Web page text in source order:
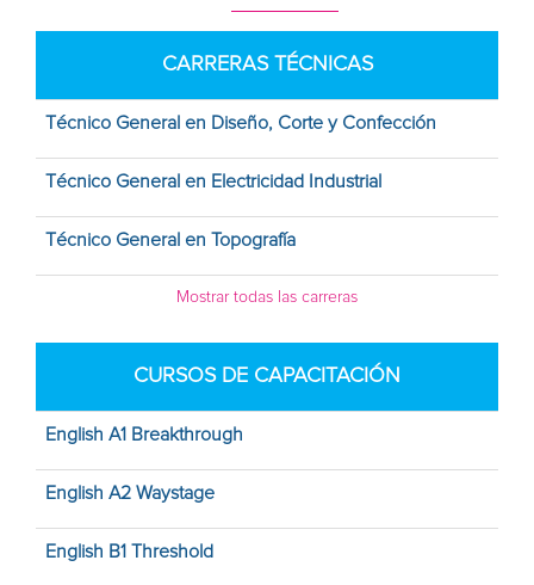
CARRERAS TÉCNICAS
Técnico General en Diseño, Corte y Confección
Técnico General en Electricidad Industrial
Técnico General en Topografía
Mostrar todas las carreras
CURSOS DE CAPACITACIÓN
English A1 Breakthrough
English A2 Waystage
English B1 Threshold